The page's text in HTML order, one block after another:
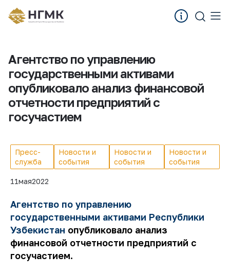
Агентство по управлению
государственными активами
опубликовало анализ финансовой
отчетности предприятий с
госучастием
Пресс-
служба
Новости и
события
Новости и
события
Новости и
события
11мая2022
Агентство по управлению
государственными активами Республики
Узбекистан опубликовало анализ
финансовой отчетности предприятий с
госучастием.